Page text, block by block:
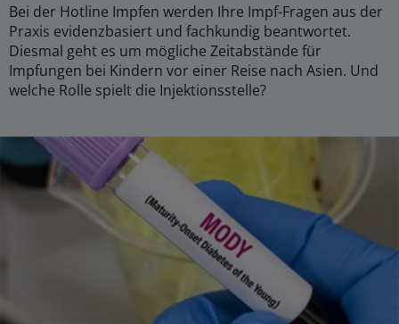
Bei der Hotline Impfen werden Ihre Impf-Fragen aus der
Praxis evidenzbasiert und fachkundig beantwortet.
Diesmal geht es um mögliche Zeitabstände für
Impfungen bei Kindern vor einer Reise nach Asien. Und
welche Rolle spielt die Injektionsstelle?